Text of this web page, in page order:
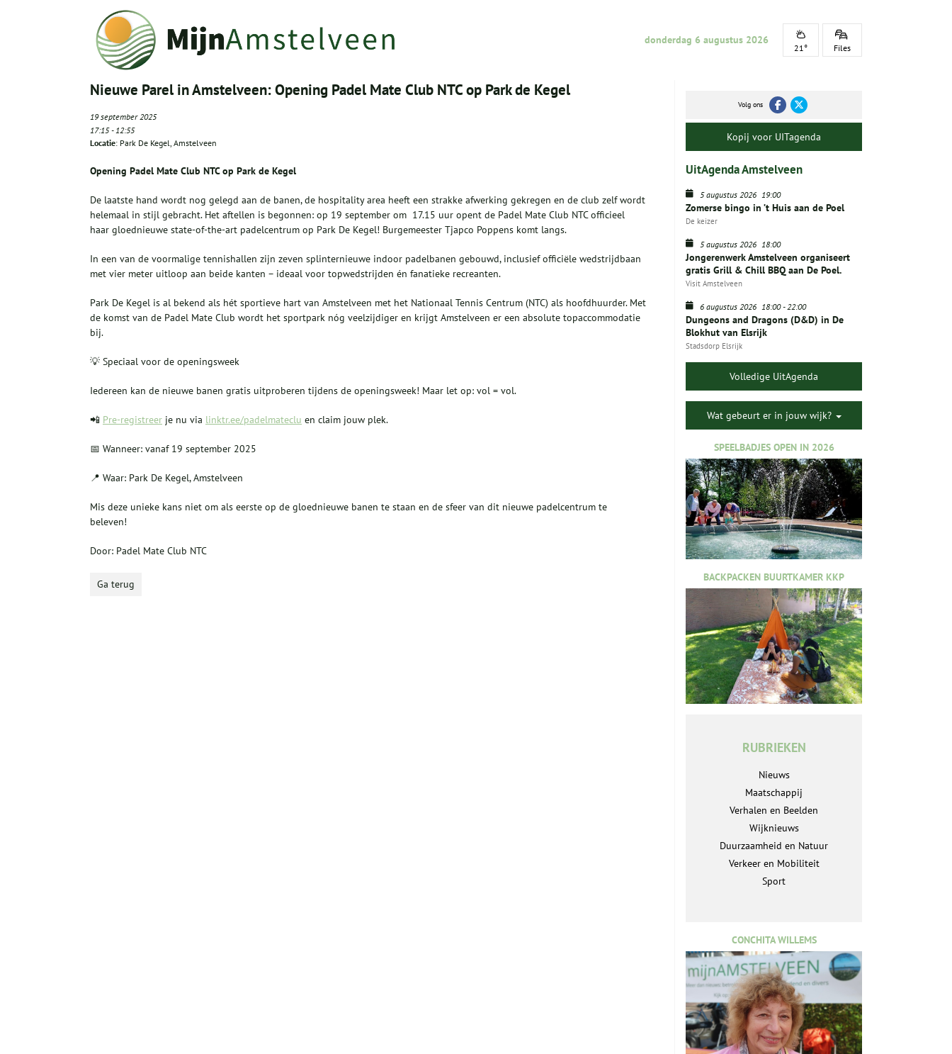
donderdag 6 augustus 2026
21° Files
Nieuwe Parel in Amstelveen: Opening Padel Mate Club NTC op Park de Kegel
19 september 2025
17:15-12:55
Locatie: Park De Kegel, Amstelveen
Opening Padel Mate Club NTC op Park de Kegel
De laatste hand wordt nog gelegd aan de banen, de hospitality area heeft een strakke afwerking gekregen en de club zelf wordt
helemaal in stijl gebracht. Het aftellen is begonnen: op 19 september om 17.15 uur opent de Padel Mate Club NTC officieel
haar gloednieuwe state-of-the-art padelcentrum op Park De Kegel! Burgemeester Tjapco Poppens komt langs.
In een van de voormalige tennishallen zijn zeven splinternieuwe indoor padelbanen gebouwd, inclusief officiële wedstrijdbaan
met vier meter uitloop aan beide kanten – ideaal voor topwedstrijden én fanatieke recreanten.
Park De Kegel is al bekend als hét sportieve hart van Amstelveen met het Nationaal Tennis Centrum (NTC) als hoofdhuurder. Met
de komst van de Padel Mate Club wordt het sportpark nóg veelzijdiger en krijgt Amstelveen er een absolute topaccommodatie
bij.
💡 Speciaal voor de openingsweek
Iedereen kan de nieuwe banen gratis uitproberen tijdens de openingsweek! Maar let op: vol = vol.
📲 Pre-registreer je nu via linktr.ee/padelmateclu en claim jouw plek.
📅 Wanneer: vanaf 19 september 2025
📍 Waar: Park De Kegel, Amstelveen
Mis deze unieke kans niet om als eerste op de gloednieuwe banen te staan en de sfeer van dit nieuwe padelcentrum te
beleven!
Door: Padel Mate Club NTC
Ga terug
Volg ons
Kopij voor UITagenda
UitAgenda Amstelveen
5 augustus 2026 19:00
Zomerse bingo in ’t Huis aan de Poel
De keizer
5 augustus 2026 18:00
Jongerenwerk Amstelveen organiseert
gratis Grill & Chill BBQ aan De Poel.
Visit Amstelveen
6 augustus 2026 18:00-22:00
Dungeons and Dragons (D&D) in De
Blokhut van Elsrijk
Stadsdorp Elsrijk
Volledige UitAgenda
Wat gebeurt er in jouw wijk?
SPEELBADJES OPEN IN 2026
BACKPACKEN BUURTKAMER KKP
RUBRIEKEN
Nieuws
Maatschappij
Verhalen en Beelden
Wijknieuws
Duurzaamheid en Natuur
Verkeer en Mobiliteit
Sport
CONCHITA WILLEMS